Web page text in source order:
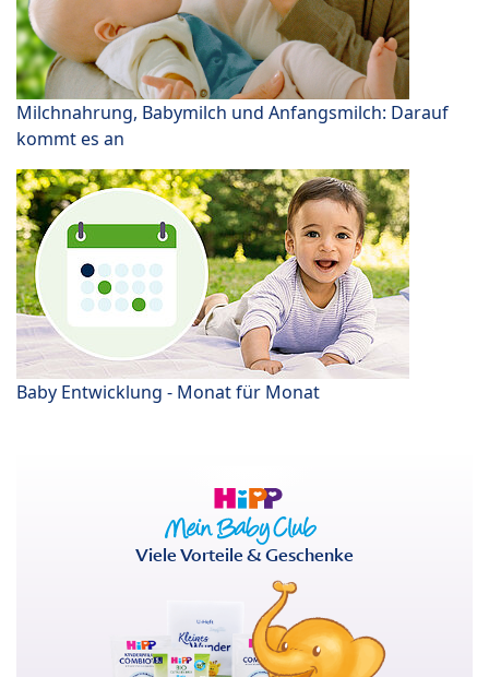
Milchnahrung, Babymilch und Anfangsmilch: Darauf
kommt es an
Baby Entwicklung - Monat für Monat
Viele Vorteile & Geschenke